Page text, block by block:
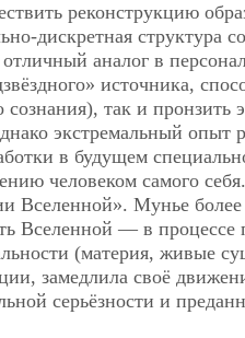
реконструкцию
дискретная структура
аналог в
источника,
сознания), так и
экстремальный опыт
в будущем
человеком самого
Вселенной». Мунье
Вселенной — в
(материя, живые
замедлила своё
серьёзности и